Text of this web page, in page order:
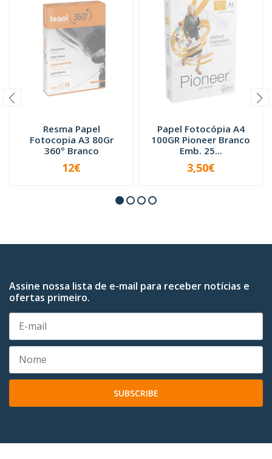
Resma Papel
Fotocopia A3 80Gr
360º Branco
INDISPONÍVEL
12€
Papel Fotocópia A4
100GR Pioneer Branco
Emb. 25...
INDISPONÍVEL
3,50€
Assine nossa lista de e-mail para receber notícias e
ofertas primeiro.
SUBSCRIBE